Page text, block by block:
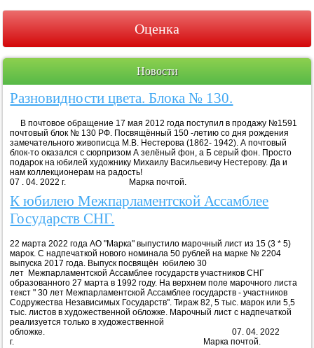
Оценка
Новости
Разновидности цвета. Блока № 130.
В почтовое обращение 17 мая 2012 года поступил в продажу №1591
почтовый блок № 130 РФ. Посвящённый 150 -летию со дня рождения
замечательного живописца М.В. Нестерова (1862- 1942). А почтовый
блок-то оказался с сюрпризом А зелёный фон, а Б серый фон. Просто
подарок на юбилей художнику Михаилу Васильевичу Нестерову. Да и
нам коллекционерам на радость!
07 . 04. 2022 г. Марка почтой.
К юбилею Межпарламентской Ассамблее
Государств СНГ.
22 марта 2022 года АО "Марка" выпустило марочный лист из 15 (3 * 5)
марок. С надпечаткой нового номинала 50 рублей на марке № 2204
выпуска 2017 года. Выпуск посвящён юбилею 30
лет Межпарламентской Ассамблее государств участников СНГ
образованного 27 марта в 1992 году. На верхнем поле марочного листа
текст " 30 лет Межпарламентской Ассамблее государств - участников
Содружества Независимых Государств". Тираж 82, 5 тыс. марок или 5,5
тыс. листов в художественной обложке. Марочный лист с надпечаткой
реализуется только в художественной
обложке. 07. 04. 2022
г. Марка почтой.